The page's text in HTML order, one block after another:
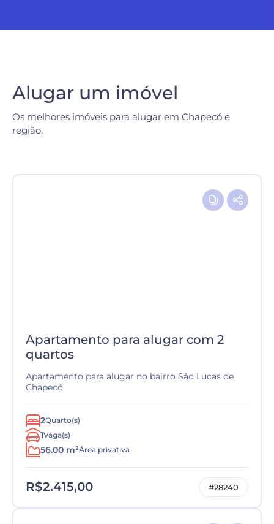
Alugar um imóvel
Os melhores imóveis para alugar em Chapecó e
região.
Apartamento para alugar com 2
quartos
Apartamento para alugar no bairro São Lucas de
Chapecó
2Quarto(s)
1Vaga(s)
56.00 m²Área privativa
R$2.415,00 #28240